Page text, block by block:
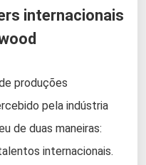
internacionais
produções
pela indústria
de duas maneiras:
internacionais.